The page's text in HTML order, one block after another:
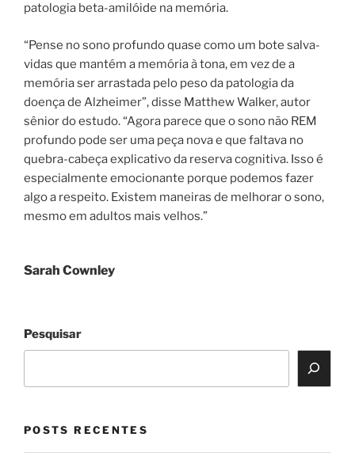
patologia beta-amilóide na memória.
“Pense no sono profundo quase como um bote salva-
vidas que mantém a memória à tona, em vez de a
memória ser arrastada pelo peso da patologia da
doença de Alzheimer”, disse Matthew Walker, autor
sênior do estudo. “Agora parece que o sono não REM
profundo pode ser uma peça nova e que faltava no
quebra-cabeça explicativo da reserva cognitiva. Isso é
especialmente emocionante porque podemos fazer
algo a respeito. Existem maneiras de melhorar o sono,
mesmo em adultos mais velhos.”
Sarah Cownley
Pesquisar
POSTS RECENTES